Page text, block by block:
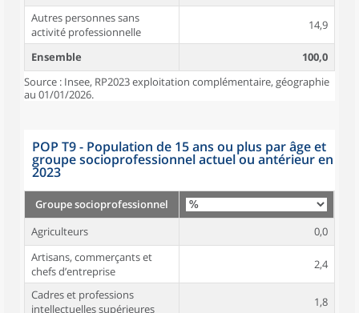
Autres personnes sans
activité professionnelle
14,9
Ensemble
100,0
Source : Insee, RP2023 exploitation complémentaire, géographie
au 01/01/2026.
POP T9 - Population de 15 ans ou plus par âge et
groupe socioprofessionnel actuel ou antérieur en
2023
Groupe socioprofessionnel
Agriculteurs
0,0
Artisans, commerçants et
chefs d’entreprise
2,4
Cadres et professions
intellectuelles supérieures
1,8